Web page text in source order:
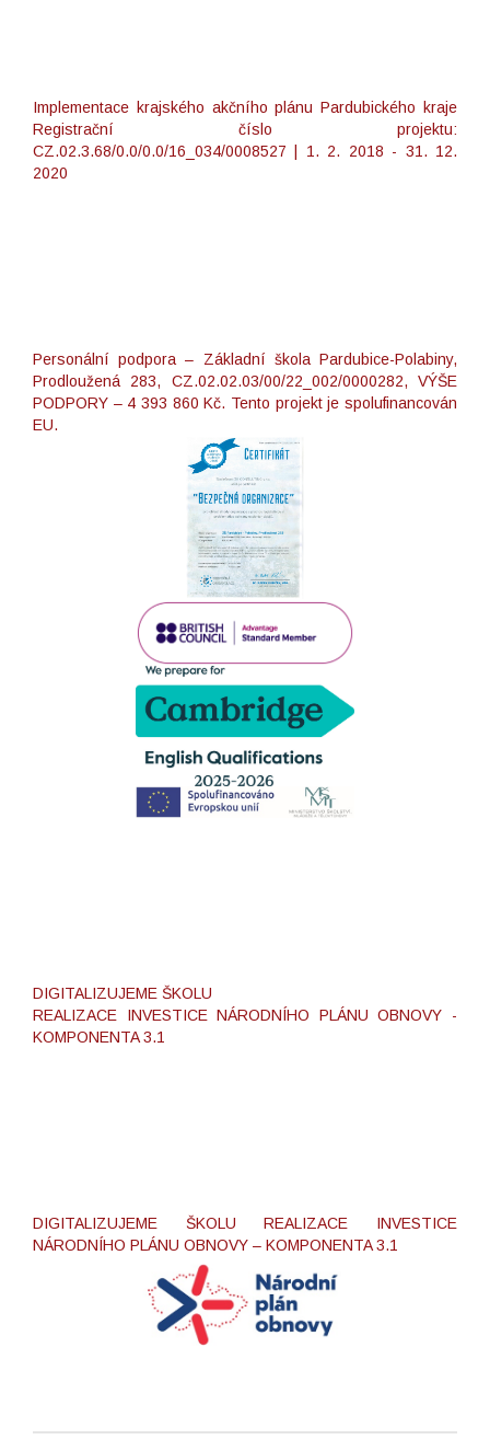
Implementace krajského akčního plánu Pardubického kraje
Registrační číslo projektu:
CZ.02.3.68/0.0/0.0/16_034/0008527 | 1. 2. 2018 - 31. 12.
2020
Personální podpora – Základní škola Pardubice-Polabiny,
Prodloužená 283, CZ.02.02.03/00/22_002/0000282, VÝŠE
PODPORY – 4 393 860 Kč. Tento projekt je spolufinancován
EU.
DIGITALIZUJEME ŠKOLU
REALIZACE INVESTICE NÁRODNÍHO PLÁNU OBNOVY -
KOMPONENTA 3.1
DIGITALIZUJEME ŠKOLU REALIZACE INVESTICE
NÁRODNÍHO PLÁNU OBNOVY – KOMPONENTA 3.1